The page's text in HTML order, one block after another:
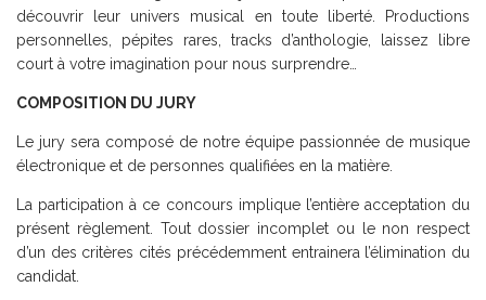
découvrir leur univers musical en toute liberté. Productions
personnelles, pépites rares, tracks d’anthologie, laissez libre
court à votre imagination pour nous surprendre…
COMPOSITION DU JURY
Le jury sera composé de notre équipe passionnée de musique
électronique et de personnes qualifiées en la matière.
La participation à ce concours implique l’entière acceptation du
présent règlement. Tout dossier incomplet ou le non respect
d’un des critères cités précédemment entrainera l’élimination du
candidat.